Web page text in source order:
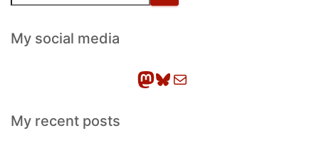
h
eMy social media
Mastodon Bluesky E-Mail
My recent posts